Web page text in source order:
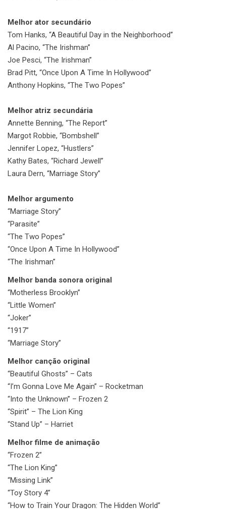
Melhor ator secundário
Tom Hanks, “A Beautiful Day in the Neighborhood”
Al Pacino, “The Irishman”
Joe Pesci, “The Irishman”
Brad Pitt, “Once Upon A Time In Hollywood”
Anthony Hopkins, “The Two Popes”
Melhor atriz secundária
Annette Benning, “The Report”
Margot Robbie, “Bombshell”
Jennifer Lopez, “Hustlers”
Kathy Bates, “Richard Jewell”
Laura Dern, “Marriage Story”
Melhor argumento
“Marriage Story”
“Parasite”
“The Two Popes”
“Once Upon A Time In Hollywood”
“The Irishman”
Melhor banda sonora original
“Motherless Brooklyn”
“Little Women”
“Joker”
“1917”
“Marriage Story”
Melhor canção original
“Beautiful Ghosts” – Cats
“I’m Gonna Love Me Again” – Rocketman
“Into the Unknown” – Frozen 2
“Spirit” – The Lion King
“Stand Up” – Harriet
Melhor filme de animação
“Frozen 2”
“The Lion King”
“Missing Link”
“Toy Story 4”
“How to Train Your Dragon: The Hidden World”